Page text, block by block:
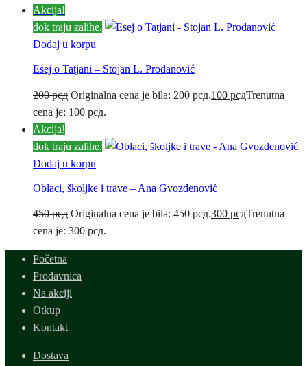
Akcija!
dok traju zalihe.
Dodaj u korpu
Esej o Tatjani – Stojan L. Prodanović
200рсд Originalna cena je bila: 200 рсд.100 рсдTrenutna
cena je: 100 рсд.
Akcija!
dok traju zalihe.
Dodaj u korpu
Oblaci, školjke i trave – Ana Gvozdenović
450рсд Originalna cena je bila: 450 рсд.300 рсдTrenutna
cena je: 300 рсд.
Početna
Prodavnica
Na akciji
Otkup
Kontakt
Dostava